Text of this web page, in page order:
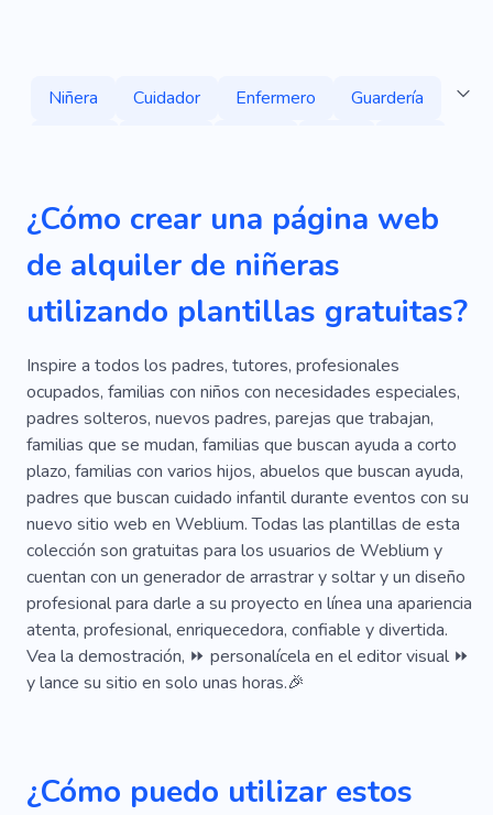
Niñera Cuidador Enfermero
Guardería
Enfermera Para Niño
Niñera
Niños
Niñera
Niñera Acompañante
Gobierno
Maestro
Educación
Kindergarten
Recién Nacido
Embarazo
Preescolar
Guardaespaldas Para Niño
Fiesta
Hospital
Conejo
Tortuga Doctor
Feliz
Servicios De Atención
¿Cómo crear una página web
de alquiler de niñeras
utilizando plantillas gratuitas?
Inspire a todos los padres, tutores, profesionales
ocupados, familias con niños con necesidades especiales,
padres solteros, nuevos padres, parejas que trabajan,
familias que se mudan, familias que buscan ayuda a corto
plazo, familias con varios hijos, abuelos que buscan ayuda,
padres que buscan cuidado infantil durante eventos con su
nuevo sitio web en Weblium. Todas las plantillas de esta
colección son gratuitas para los usuarios de Weblium y
cuentan con un generador de arrastrar y soltar y un diseño
profesional para darle a su proyecto en línea una apariencia
atenta, profesional, enriquecedora, confiable y divertida.
Vea la demostración, ⏩ personalícela en el editor visual ⏩
y lance su sitio en solo unas horas.🎉
¿Cómo puedo utilizar estos